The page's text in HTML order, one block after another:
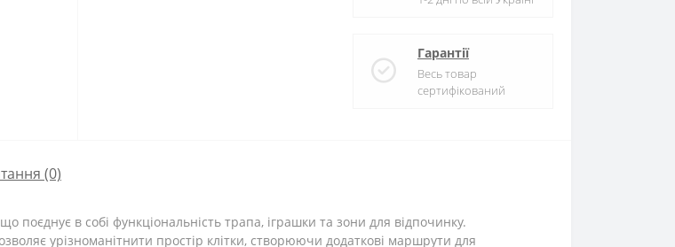
Гарантії
Весь товар
сертифікований
(0)
поєднує в собі функціональність трапа, іграшки та зони для відпочинку.
урізноманітнити простір клітки, створюючи додаткові маршрути для